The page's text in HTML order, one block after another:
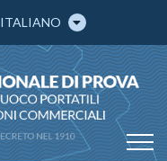
ITALIANO